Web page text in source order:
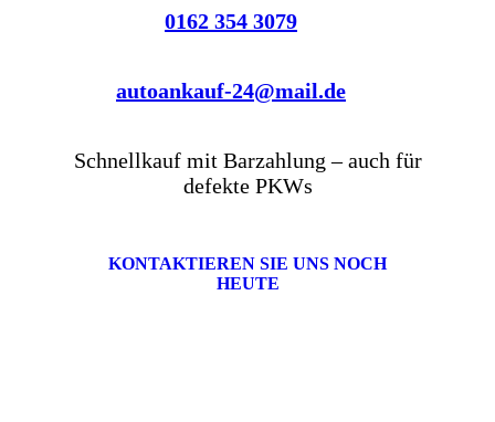
0162 354 3079
autoankauf-24@mail.de
Schnellkauf mit Barzahlung – auch für
defekte PKWs
KONTAKTIEREN SIE UNS NOCH
HEUTE